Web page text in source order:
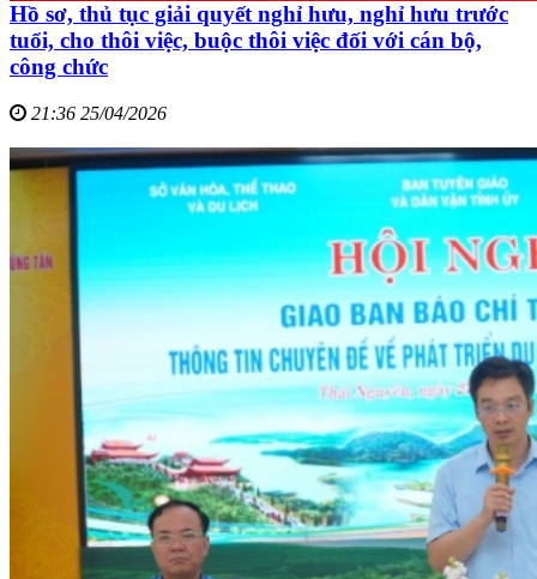
Hồ sơ, thủ tục giải quyết nghỉ hưu, nghỉ hưu trước
tuổi, cho thôi việc, buộc thôi việc đối với cán bộ,
công chức
21:36 25/04/2026